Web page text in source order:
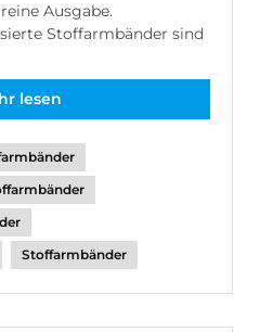
Ausgabe.
Stoffarmbänder sind
lesen
Stoffarmbänder